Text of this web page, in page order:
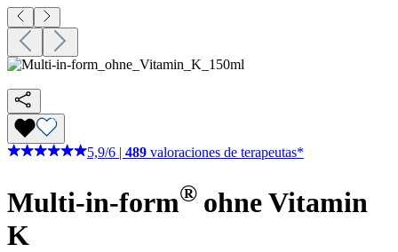
5,9/6 489 valoraciones de terapeutas*
Multi-in-form® ohne Vitamin
K